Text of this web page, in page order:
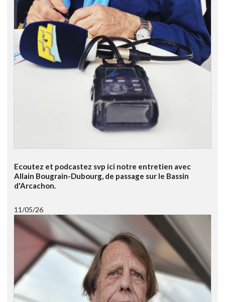
Ecoutez et podcastez svp ici notre entretien avec
Allain Bougrain-Dubourg, de passage sur le Bassin
d'Arcachon.
11/05/26